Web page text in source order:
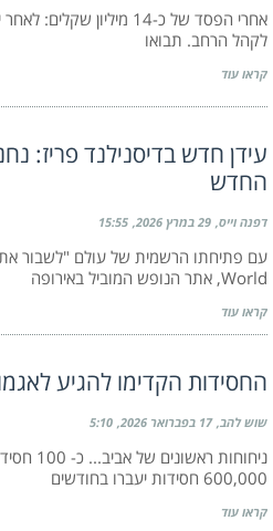
אחרי הפסד של כ-14
לקהל הרחב. תבואו
קראו עוד
החדש
דפנה וייס 29 במרץ 2026 15:55
World, אתר הנופש המוביל באירופה
קראו עוד
החסידות הקדימו להגיע
שוש להב 17 בפברואר 2026 5:10
600,000 חסידות יעברו בחודשים
קראו עוד